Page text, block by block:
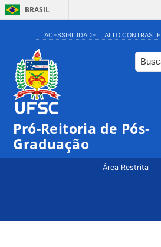
BRASIL
ACESSIBILIDADE ALTO CONTRASTE
Pró-Reitoria de Pós-
Graduação
Área Restrita